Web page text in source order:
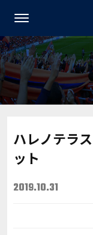
ハレノテラ
ット
2019.10.31